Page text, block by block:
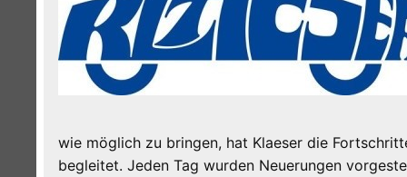
wie möglich zu bringen, hat Klaeser die
begleitet. Jeden Tag wurden Neuerungen